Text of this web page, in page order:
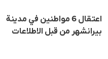
اعتقال 6 مواطنين في مدينة
بيرانشهر من قبل الاطلاعات